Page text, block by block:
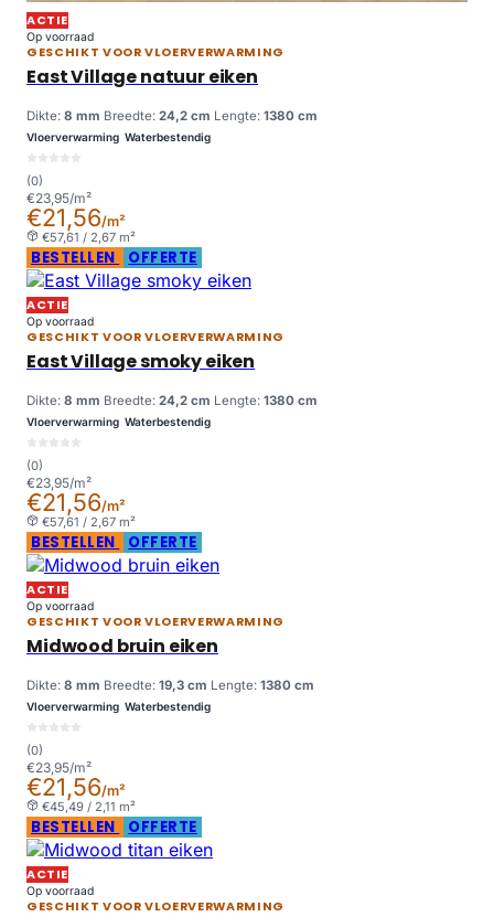
ACTIE
Op voorraad
GESCHIKT VOOR VLOERVERWARMING
East Village natuur eiken
Dikte: 8 mm Breedte: 24,2 cm Lengte: 1380 cm
Vloerverwarming Waterbestendig
(0)
€23,95/m²
€21,56/m²
€57,61 / 2,67 m²
BESTELLEN OFFERTE
ACTIE
Op voorraad
GESCHIKT VOOR VLOERVERWARMING
East Village smoky eiken
Dikte: 8 mm Breedte: 24,2 cm Lengte: 1380 cm
Vloerverwarming Waterbestendig
(0)
€23,95/m²
€21,56/m²
€57,61 / 2,67 m²
BESTELLEN OFFERTE
ACTIE
Op voorraad
GESCHIKT VOOR VLOERVERWARMING
Midwood bruin eiken
Dikte: 8 mm Breedte: 19,3 cm Lengte: 1380 cm
Vloerverwarming Waterbestendig
(0)
€23,95/m²
€21,56/m²
€45,49 / 2,11 m²
BESTELLEN OFFERTE
ACTIE
Op voorraad
GESCHIKT VOOR VLOERVERWARMING